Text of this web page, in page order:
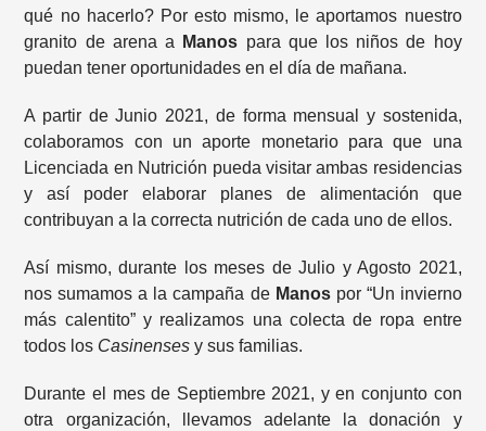
qué no hacerlo? Por esto mismo, le aportamos nuestro
granito de arena a
Manos para que los niños de hoy
puedan tener oportunidades en el día de mañana.
A partir de Junio 2021, de forma mensual y sostenida,
colaboramos con un aporte monetario para que una
Licenciada en Nutrición pueda visitar ambas residencias
y así poder elaborar planes de alimentación que
contribuyan a la correcta nutrición de cada uno de ellos.
Así mismo, durante los meses de Julio y Agosto 2021,
nos sumamos a la campaña de Manos por “Un invierno
más calentito” y realizamos una colecta de ropa entre
todos los Casinenses y sus familias.
Durante el mes de Septiembre 2021, y en conjunto con
otra organización, llevamos adelante la donación y